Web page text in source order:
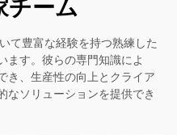
チーム
て豊富な経験を持つ熟練した
ます。彼らの専門知識によ
き、生産性の向上とクライア
なソリューションを提供でき